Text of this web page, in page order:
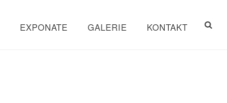
EXPONATE GALERIE KONTAKT